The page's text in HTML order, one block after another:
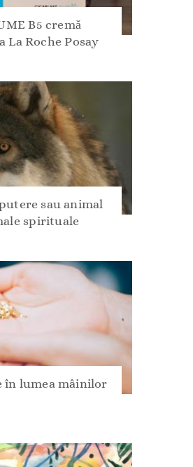
B5 cremă
La Roche Posay
sau animal
spirituale
în lumea mâinilor